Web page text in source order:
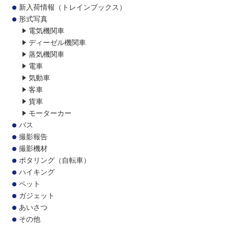
新入荷情報（トレインブックス）
形式写真
電気機関車
ディーゼル機関車
蒸気機関車
電車
気動車
客車
貨車
モーターカー
バス
撮影報告
撮影機材
ポタリング（自転車）
ハイキング
ペット
ガジェット
あいさつ
その他